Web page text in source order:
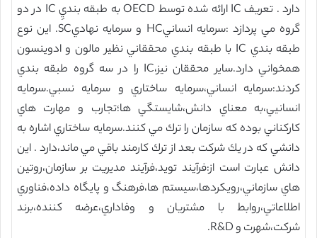
دارد . تعريف IC ارائه شده توسط OECD به طبقه بنديِ IC در دو
گروه مي پردازد :سرمايه انسانيHC و سرمايه نهاديSC. اين نوع
طبقه بندي IC با طبقه بندي محققاني نظير مالون و ادوينسون
همخواني دارد.ساير محققان نيز،IC را در سه گروه طبقه بندي
كردند:سرمايه انساني،سرمايه ساختاري و سرمايه نسبي.سرمايه
انسانيي،به معناي دانش،شايستگي ها؛تجارب و مهارت هاي
كاركناني بوده كه سازمان را ترك مي كنند.سرمايه ساختاري اشاره به
دانشي كه در يك شركت بعد از ترك كارمند باقي مي ماند،دارد . اين
دانش عبارت است از:فرآيند تويد،فرآيند مديريت بر سازمان،روتين
هاي سازماني،رويكردها،سيستم ها،فرهنگ و پايگاه داده،فناوري
اطلاعاتي،روابط با مشتريان و وفاداري،عرضه كننده،برند
شركت،شهرت و R&D.